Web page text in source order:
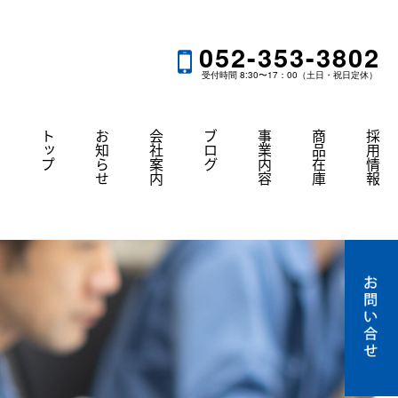
052-353-3802
受付時間 8:30〜17：00（土日・祝日定休）
トップ お知らせ 会社案内 ブログ 事業内容 商品在庫 採用情報